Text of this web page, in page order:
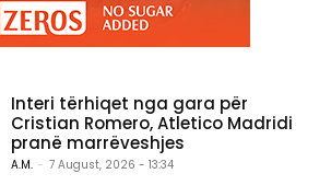
Interi tërhiqet nga gara për
Cristian Romero, Atletico Madridi
pranë marrëveshjes
A.M. - 7 August, 2026 - 13:34